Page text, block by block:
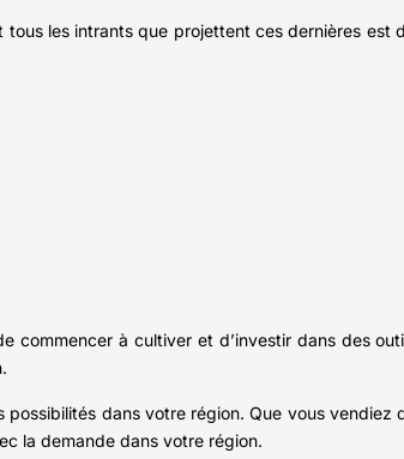
les intrants que projettent ces dernières est
commencer à cultiver et d’investir dans des
dans votre région. Que vous vendiez
la demande dans votre région.